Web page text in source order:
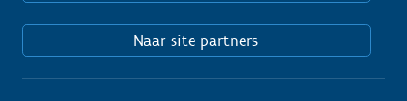
Naar site partners